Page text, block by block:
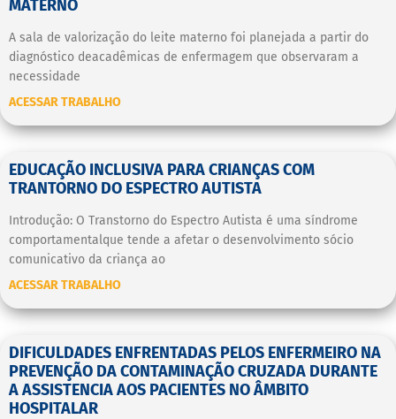
MATERNO
A sala de valorização do leite materno foi planejada a partir do
diagnóstico deacadêmicas de enfermagem que observaram a
necessidade
ACESSAR TRABALHO
EDUCAÇÃO INCLUSIVA PARA CRIANÇAS COM
TRANTORNO DO ESPECTRO AUTISTA
Introdução: O Transtorno do Espectro Autista é uma síndrome
comportamentalque tende a afetar o desenvolvimento sócio
comunicativo da criança ao
ACESSAR TRABALHO
DIFICULDADES ENFRENTADAS PELOS ENFERMEIRO NA
PREVENÇÃO DA CONTAMINAÇÃO CRUZADA DURANTE
A ASSISTENCIA AOS PACIENTES NO ÂMBITO
HOSPITALAR